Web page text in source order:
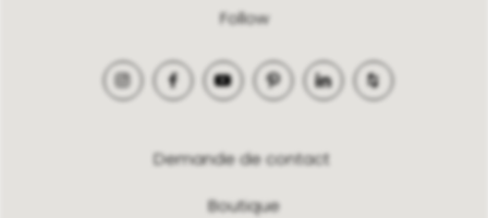
Follow
Demande de contact
Boutique